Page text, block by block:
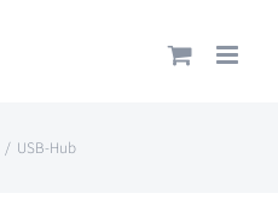
USB-Hub